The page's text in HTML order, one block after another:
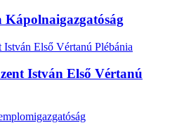
István Első Vértanú